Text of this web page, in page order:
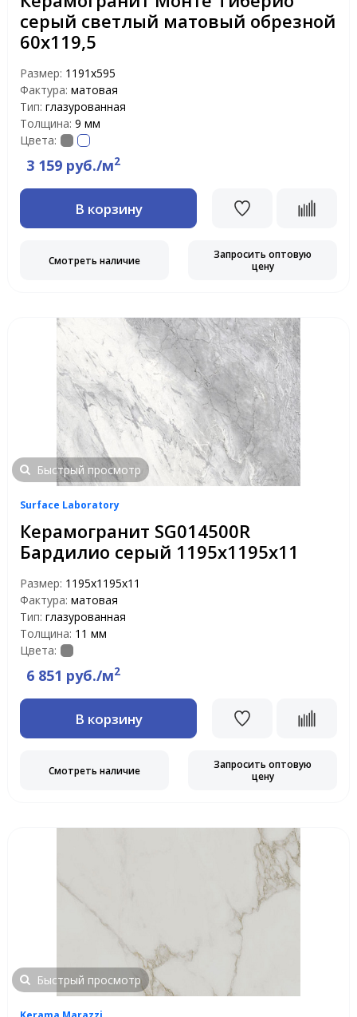
серый светлый матовый обрезной
60х119,5
Размер: 1191х595
Фактура: матовая
Тип: глазурованная
Толщина: 9 мм
Цвета:
3 159 руб./м2
В корзину
Смотреть наличие
Запросить оптовую
цену
Быстрый просмотр
Surface Laboratory
Керамогранит SG014500R
Бардилио серый 1195х1195х11
Размер: 1195х1195х11
Фактура: матовая
Тип: глазурованная
Толщина: 11 мм
Цвета:
6 851 руб./м2
В корзину
Смотреть наличие
Запросить оптовую
цену
Быстрый просмотр